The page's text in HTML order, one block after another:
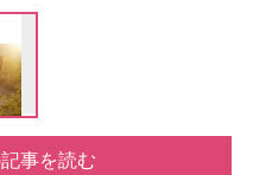
事を読む